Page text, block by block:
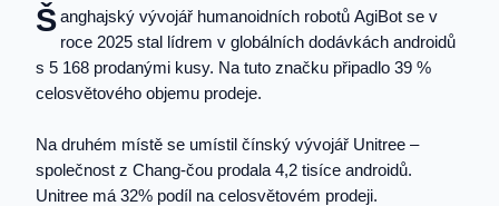
Šanghajský vývojář humanoidních robotů AgiBot se v
roce 2025 stal lídrem v globálních dodávkách androidů
s 5 168 prodanými kusy. Na tuto značku připadlo 39 %
celosvětového objemu prodeje.
Na druhém místě se umístil čínský vývojář Unitree –
společnost z Chang-čou prodala 4,2 tisíce androidů.
Unitree má 32% podíl na celosvětovém prodeji.